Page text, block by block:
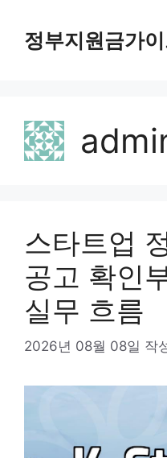
정부지원금가
스타트업
공고 확인
실무 흐름
2026년 08월 08일 작